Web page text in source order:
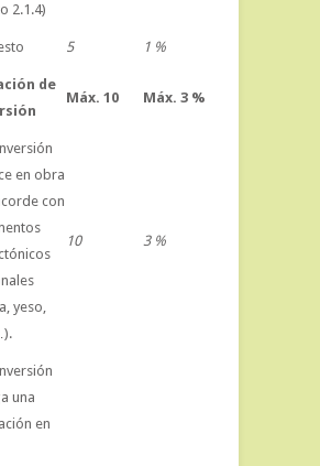
2.1.4)
5 1 %
de
Máx. 10 Máx. 3 %
en obra
con
yeso,
10 3 %
una
en